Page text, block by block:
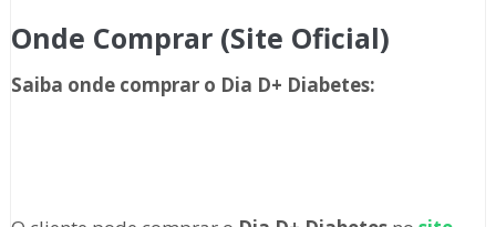
Onde Comprar (Site Oficial)
Saiba onde comprar o Dia D+ Diabetes: